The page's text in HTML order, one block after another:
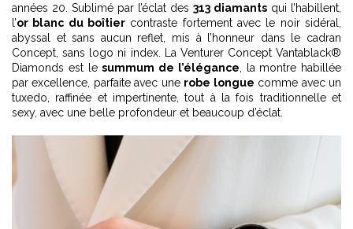
années 20. Sublimé par l’éclat des 313 diamants qui l’habillent,
l’or blanc du boîtier contraste fortement avec le noir sidéral,
abyssal et sans aucun reflet, mis à l’honneur dans le cadran
Concept, sans logo ni index. La Venturer Concept Vantablack®
Diamonds est lesummum de l’élégance , la montre habillée
par excellence, parfaite avec une robe longue comme avec un
tuxedo, raffinée et impertinente, tout à la fois traditionnelle et
sexy, avec une belle profondeur et beaucoup d’éclat.